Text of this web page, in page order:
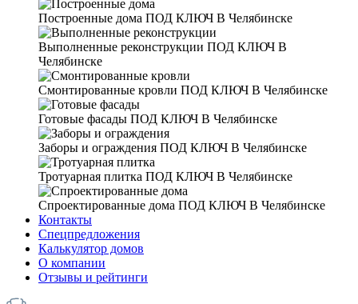
Построенные дома ПОД КЛЮЧ В Челябинске
Выполненные реконструкции ПОД КЛЮЧ В
Челябинске
Смонтированные кровли ПОД КЛЮЧ В Челябинске
Готовые фасады ПОД КЛЮЧ В Челябинске
Заборы и ограждения ПОД КЛЮЧ В Челябинске
Тротуарная плитка ПОД КЛЮЧ В Челябинске
Спроектированные дома ПОД КЛЮЧ В Челябинске
Контакты
Спецпредложения
Калькулятор домов
О компании
Отзывы и рейтинги